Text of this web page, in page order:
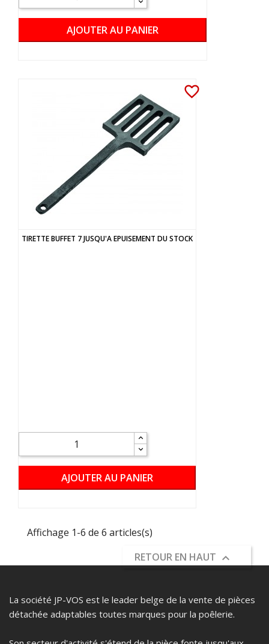
AJOUTER AU PANIER
favorite_border
TIRETTE BUFFET 7 JUSQU'A EPUISEMENT DU STOCK
AJOUTER AU PANIER
Affichage 1-6 de 6 articles(s)
RETOUR EN HAUT 
La société JP-VOS est le leader belge de la vente de pièces
détachée adaptables toutes marques pour la poêlerie.